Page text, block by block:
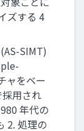
ズする 4
SIMT)
ャをベー
用され
年代の
2. 処理の